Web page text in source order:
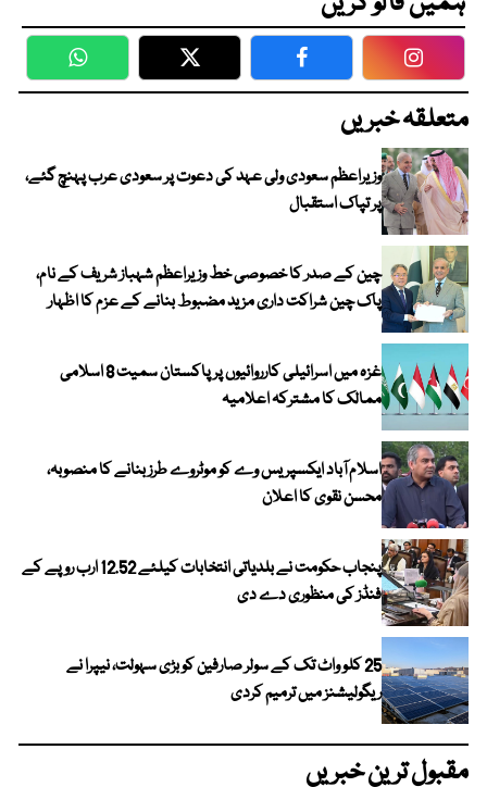
WhatsApp Twitter Facebook
متعلقہ خبریں
وزیراعظم سعودی ولی عہد کی دعوت پر سعودی عرب پہنچ گئے،
پر تپاک استقبال
چین کے صدر کا خصوصی خط وزیراعظم شہباز شریف کے نام،
پاک چین شراکت داری مزید مضبوط بنانے کے عزم کا اظہار
غزہ میں اسرائیلی کارروائیوں پر پاکستان سمیت 8 اسلامی
ممالک کا مشترکہ اعلامیہ
اسلام آباد ایکسپریس وے کو موٹروے طرز بنانے کا منصوبہ،
محسن نقوی کا اعلان
پنجاب حکومت نے بلدیاتی انتخابات کیلئے 12.52 ارب روپے کے
فنڈز کی منظوری دے دی
25 کلو واٹ تک کے سولر صارفین کو بڑی سہولت، نیپرا نے
ریگولیشنز میں ترمیم کردی
مقبول ترین خبریں